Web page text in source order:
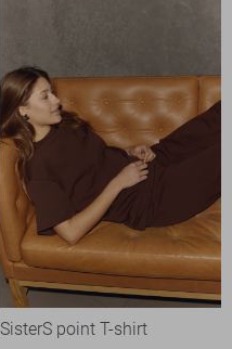
SisterS point T-shirt